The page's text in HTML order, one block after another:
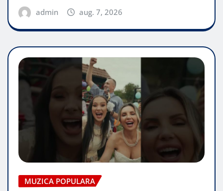
admin aug. 7, 2026
MUZICA POPULARA